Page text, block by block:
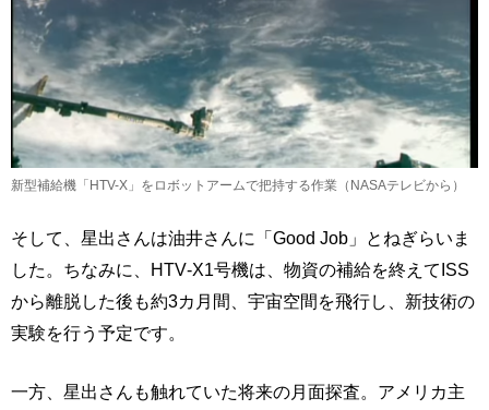
新型補給機「HTV-X」をロボットアームで把持する作業（NASAテレビから）
そして、星出さんは油井さんに「Good Job」とねぎらいま
した。ちなみに、HTV‐X1号機は、物資の補給を終えてISS
から離脱した後も約3カ月間、宇宙空間を飛行し、新技術の
実験を行う予定です。
一方、星出さんも触れていた将来の月面探査。アメリカ主